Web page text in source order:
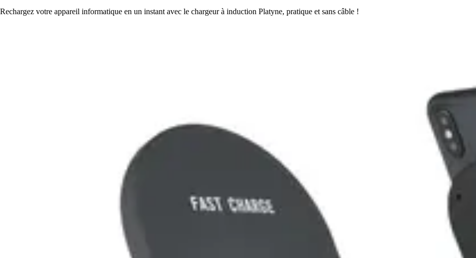
Rechargez votre appareil informatique en un instant avec le chargeur à induction Platyne, pratique et sans câble !